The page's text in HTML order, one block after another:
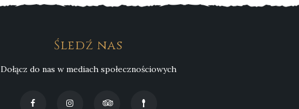
Śledź nas
Dołącz do nas w mediach społecznościowych